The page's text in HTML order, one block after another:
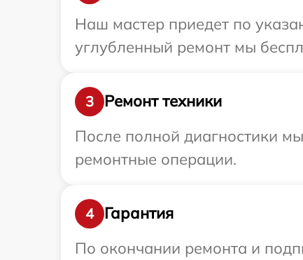
Наш мастер приедет по
углубленный ремонт мы
3
Ремонт техники
После полной диагностики
ремонтные операции.
4
Гарантия
По окончании ремонта и